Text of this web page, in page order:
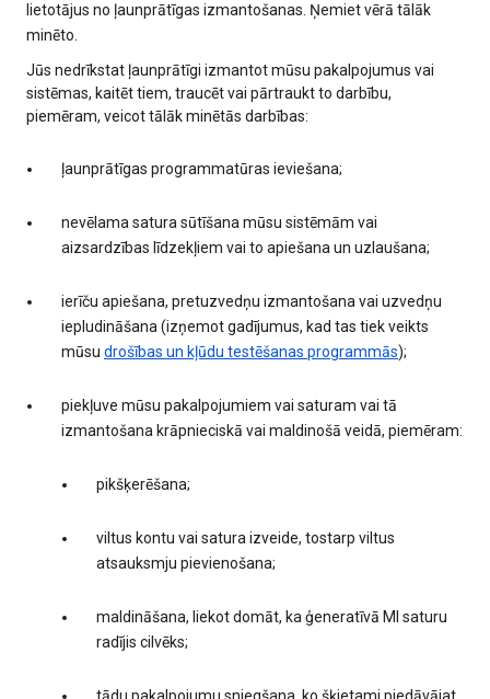
lietotājus no ļaunprātīgas izmantošanas. Ņemiet vērā tālāk
minēto.
Jūs nedrīkstat ļaunprātīgi izmantot mūsu pakalpojumus vai
sistēmas, kaitēt tiem, traucēt vai pārtraukt to darbību,
piemēram, veicot tālāk minētās darbības:
ļaunprātīgas programmatūras ieviešana;
nevēlama satura sūtīšana mūsu sistēmām vai
aizsardzības līdzekļiem vai to apiešana un uzlaušana;
ierīču apiešana, pretuzvedņu izmantošana vai uzvedņu
iepludināšana (izņemot gadījumus, kad tas tiek veikts
mūsu drošības un kļūdu testēšanas programmās);
piekļuve mūsu pakalpojumiem vai saturam vai tā
izmantošana krāpnieciskā vai maldinošā veidā, piemēram:
pikšķerēšana;
viltus kontu vai satura izveide, tostarp viltus
atsauksmju pievienošana;
maldināšana, liekot domāt, ka ģeneratīvā MI saturu
radījis cilvēks;